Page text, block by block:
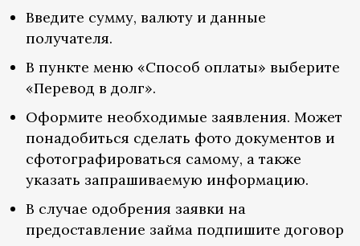
Введите сумму, валюту и данные
получателя.
В пункте меню «Способ оплаты» выберите
«Перевод в долг».
Оформите необходимые заявления. Может
понадобиться сделать фото документов и
сфотографироваться самому, а также
указать запрашиваемую информацию.
В случае одобрения заявки на
предоставление займа подпишите договор